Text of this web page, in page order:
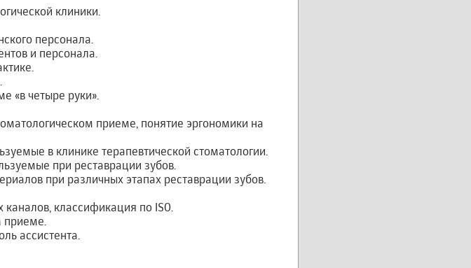
клиники.
персонала.
и персонала.
«в четыре руки».
приеме, понятие эргономики на
в клинике терапевтической стоматологии.
при реставрации зубов.
при различных этапах реставрации зубов.
классификация по ISO.
приеме.
ассистента.